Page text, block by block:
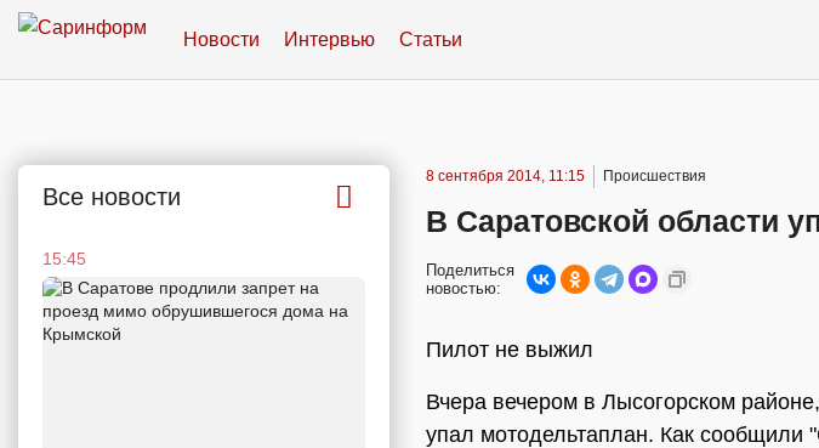
Новости Интервью Статьи
Все новости
15:45
8 сентября 2014, 11:15 Происшествия
В Саратовской области
Поделиться
новостью:
Пилот не выжил
Вчера вечером в Лысогорском
упал мотодельтаплан. Как